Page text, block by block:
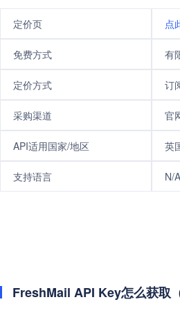
定价页 点
免费方式 有
定价方式 订
采购渠道 官
API适用国家/地区 英
支持语言 N/A
FreshMail API Key怎么获取